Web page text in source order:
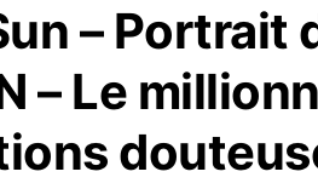
– Portrait
– Le